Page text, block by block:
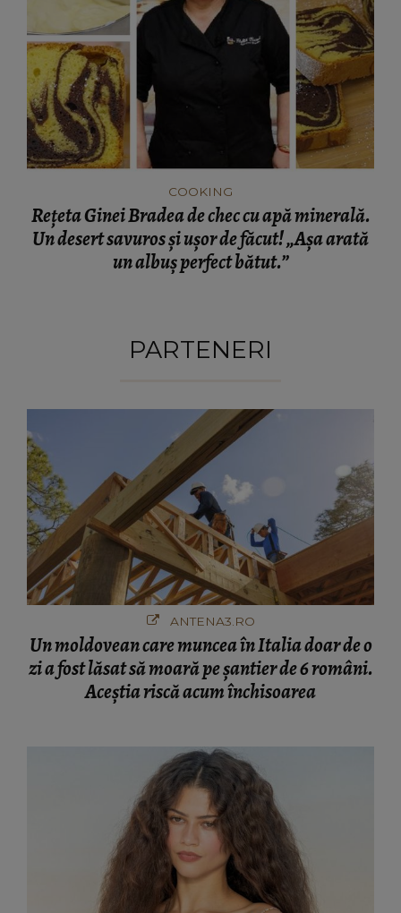
COOKING
Rețeta Ginei Bradea de chec cu apă minerală.
Un desert savuros și ușor de făcut! „Așa arată
un albuș perfect bătut.”
PARTENERI
ANTENA3.RO
Un moldovean care muncea în Italia doar de o
zi a fost lăsat să moară pe şantier de 6 români.
Aceștia riscă acum închisoarea